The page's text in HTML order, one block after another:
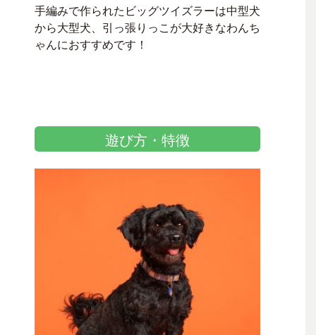
手編みで作られたビッグツイズラーは中型犬
から大型犬、引っ張りっこが大好きなわんち
ゃんにおすすめです！
遊び方・特徴